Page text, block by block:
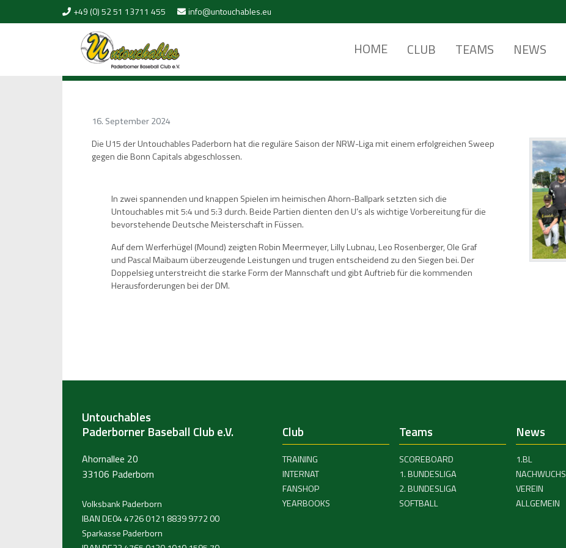
+49 (0) 52 51 13711 455 info@untouchables.eu
HOME CLUB TEAMS NEWS
16. September 2024
Die U15 der Untouchables Paderborn hat die reguläre Saison der NRW-Liga mit einem erfolgreichen Sweep
gegen die Bonn Capitals abgeschlossen.
In zwei spannenden und knappen Spielen im heimischen Ahorn-Ballpark setzten sich die
Untouchables mit 5:4 und 5:3 durch. Beide Partien dienten den U’s als wichtige Vorbereitung für die
bevorstehende Deutsche Meisterschaft in Füssen.
Auf dem Werferhügel (Mound) zeigten Robin Meermeyer, Lilly Lubnau, Leo Rosenberger, Ole Graf
und Pascal Maibaum überzeugende Leistungen und trugen entscheidend zu den Siegen bei. Der
Doppelsieg unterstreicht die starke Form der Mannschaft und gibt Auftrieb für die kommenden
Herausforderungen bei der DM.
Untouchables
Paderborner Baseball Club e.V.
Ahornallee 20
33106 Paderborn
Volksbank Paderborn
IBAN DE04 4726 0121 8839 9772 00
Sparkasse Paderborn
Club
TRAINING
INTERNAT
FANSHOP
YEARBOOKS
Teams
SCOREBOARD
1. BUNDESLIGA
2. BUNDESLIGA
SOFTBALL
News
1.BL
NACHWUCHS
VEREIN
ALLGEMEIN